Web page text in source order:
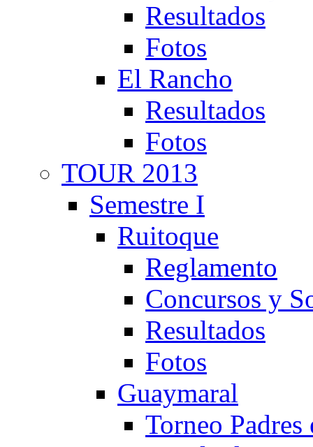
Resultados
Fotos
El Rancho
Resultados
Fotos
TOUR 2013
Semestre I
Ruitoque
Reglamento
Concursos y
Resultados
Fotos
Guaymaral
Torneo